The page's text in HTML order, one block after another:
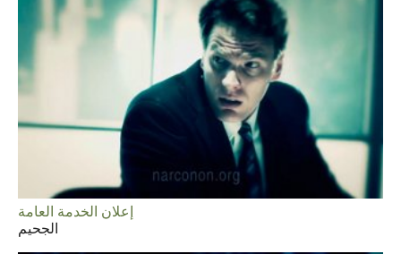
إعلان الخدمة العامة
الجحيم